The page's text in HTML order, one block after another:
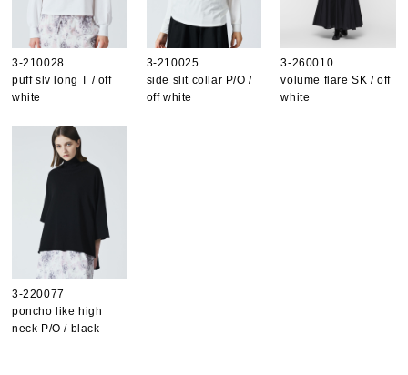
3-210028
puff slv long T / off
white
3-210025
side slit collar P/O /
off white
3-260010
volume flare SK / off
white
3-220077
poncho like high
neck P/O / black